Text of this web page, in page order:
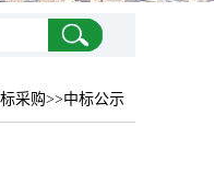
采购>>中标公示